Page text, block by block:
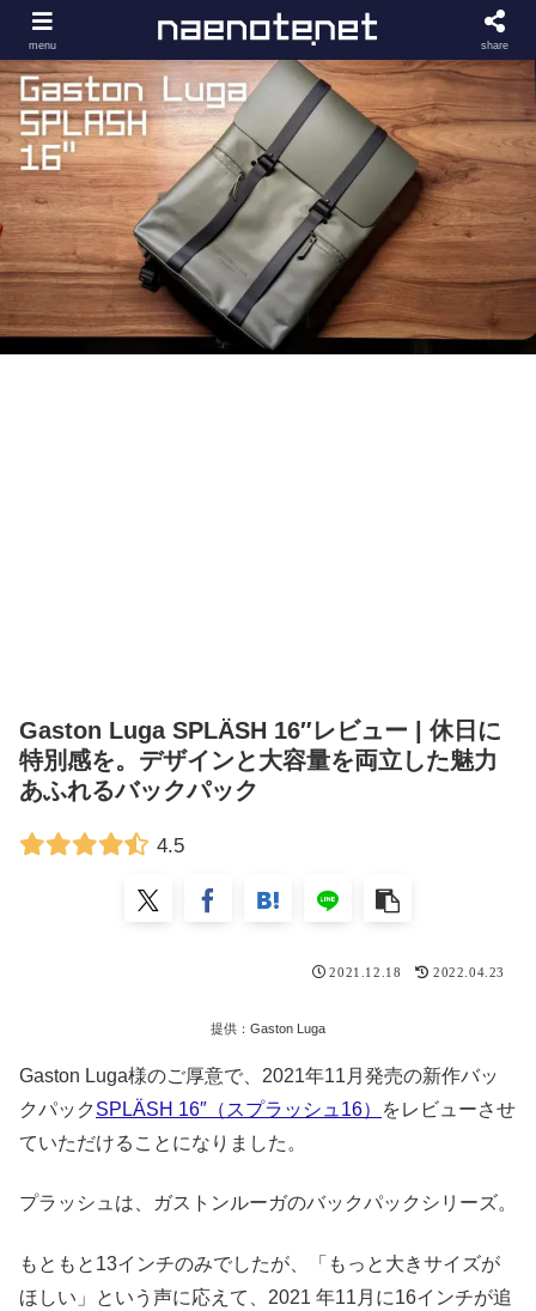
Gaston Luga SPLÄSH 16″レビュー | 休日に
特別感を。デザインと大容量を両立した魅力
あふれるバックパック
4.5
2021.12.18 2022.04.23
提供：Gaston Luga
Gaston Luga様のご厚意で、2021年11月発売の新作バッ
クパック SPLÄSH 16″（スプラッシュ16）
をレビューさせ
ていただけることになりました。
プラッシュは、ガストンルーガのバックパックシリーズ。
もともと13インチのみでしたが、「もっと大きサイズが
ほしい」という声に応えて、2021 年11月に16インチが追
menu share